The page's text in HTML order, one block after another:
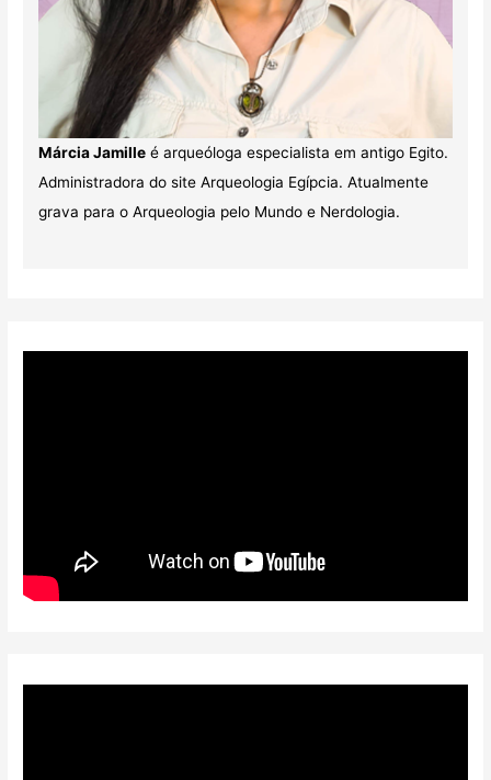
Márcia Jamilleé arqueóloga especialista em antigo Egito.
Administradora do site Arqueologia Egípcia. Atualmente
grava para o Arqueologia pelo Mundo e Nerdologia.